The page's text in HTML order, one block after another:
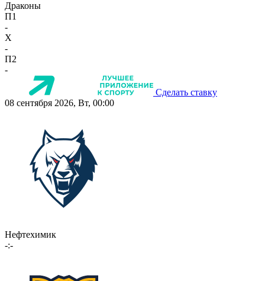
Драконы
П1
-
X
-
П2
-
Сделать ставку
08 сентября 2026, Вт, 00:00
Нефтехимик
-:-